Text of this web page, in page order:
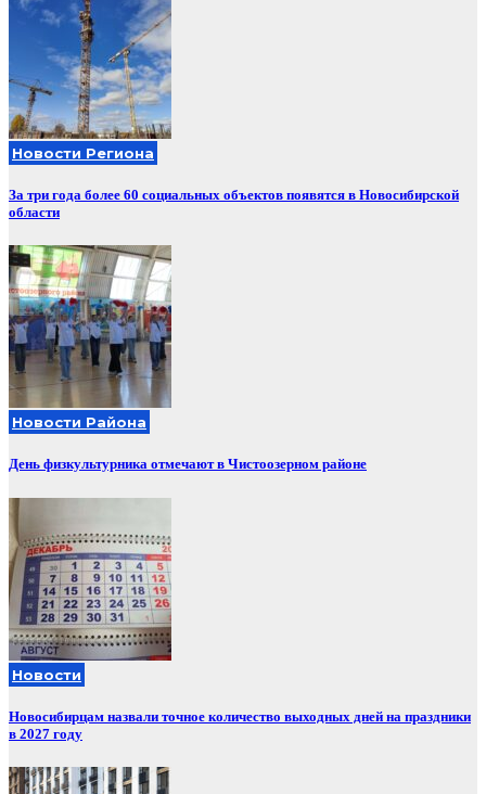
Новости Региона
За три года более 60 социальных объектов появятся в Новосибирской
области
Новости Района
День физкультурника отмечают в Чистоозерном районе
Новости
Новосибирцам назвали точное количество выходных дней на праздники
в 2027 году